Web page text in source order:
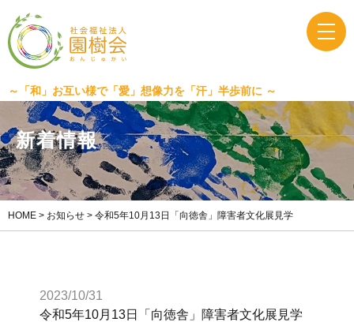
～「和」お互い様で「愛」想像力を「汗」半歩前に ～
新着情報
HOME > お知らせ > 令和5年10月13日「向徳舎」障害者文化展見学
2023/10/31
令和5年10月13日「向徳舎」障害者文化展見学